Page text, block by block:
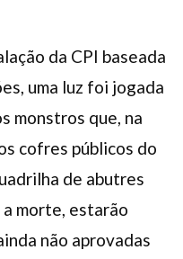
da CPI baseada
uma luz foi jogada
monstros que, na
cofres públicos do
de abutres
a morte, estarão
não aprovadas